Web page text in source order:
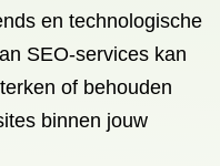
en technologische
SEO-services kan
of behouden
binnen jouw